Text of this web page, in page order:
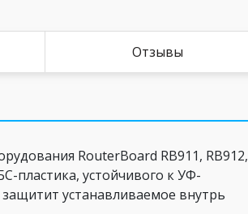
Отзывы
RouterBoard RB911, RB912,
пластика, устойчивого к УФ-
устанавливаемое внутрь